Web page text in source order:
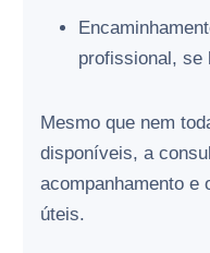
profissional, se
Mesmo que nem
disponíveis, a
acompanhamento e
úteis.